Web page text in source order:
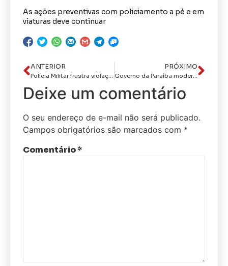
As ações preventivas com policiamento a pé e em
viaturas deve continuar
ANTERIOR
Polícia Militar frustra violação em caixas eletrônicos e prende dupla em agência bancária, no Sertão
PRÓXIMO
Governo da Paraíba moderniza Sala de Situação em Campina Grande
Deixe um comentário
O seu endereço de e-mail não será publicado.
Campos obrigatórios são marcados com *
Comentário*